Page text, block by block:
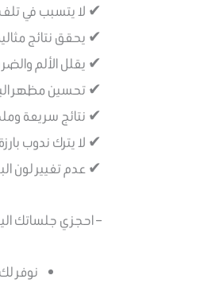
✔ لا يتسبب في
✔ يحقق نتائج
✔ يقلل الألم
✔ تحسين مظهر
✔ نتائج سريعة
✔ لا يترك ندوب
✔ عدم تغيير لون
– احجزي جلساتك
نوفر